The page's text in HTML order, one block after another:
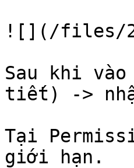
![](/files/
Sau khi
tiết) ->
Tại
giới hạn.